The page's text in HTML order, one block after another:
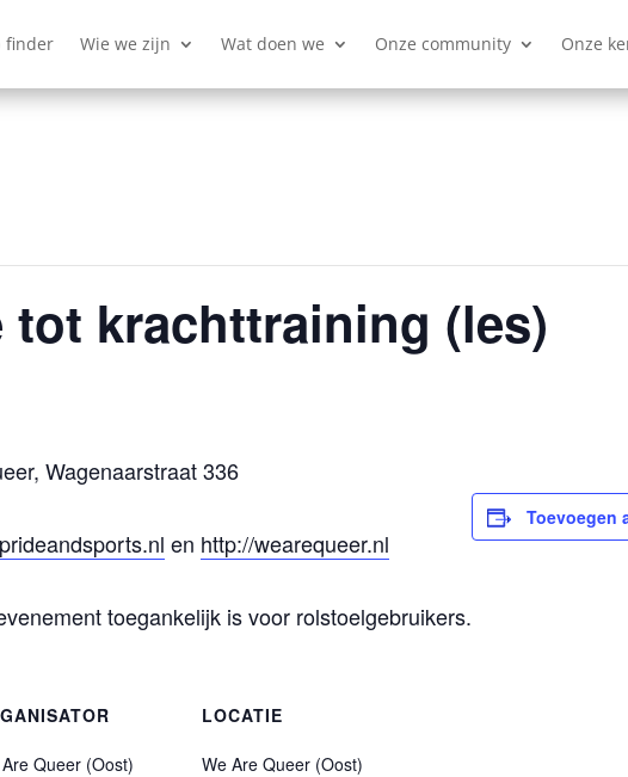
finder Wie we zijn Wat doen we Onze community Onze
krachttraining (les)
Wagenaarstraat 336
en http://wearequeer.nl
toegankelijk is voor rolstoelgebruikers.
Toevoegen
Queer (Oost)
LOCATIE
We Are Queer (Oost)